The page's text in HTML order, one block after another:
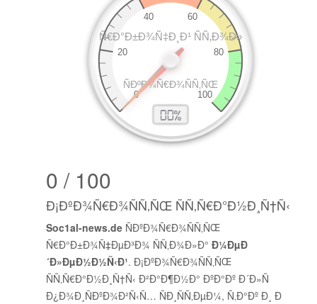
0 / 100
Ð¡ÐºÐ¾Ñ€Ð¾ÑÑ‚ÑŒ ÑÑ‚Ñ€Ð°Ð½Ð¸Ñ†Ñ‹
Soc1al-news.de ÑÐºÐ¾Ñ€Ð¾ÑÑ‚ÑŒ
Ñ€Ð°Ð±Ð¾Ñ‡ÐµÐ³Ð¾ ÑÑ‚Ð¾Ð»Ð° Ð¼ÐµÐ
´Ð»ÐµÐ½Ð½Ñ‹Ð¹. Ð¡ÐºÐ¾Ñ€Ð¾ÑÑ‚ÑŒ
ÑÑ‚Ñ€Ð°Ð½Ð¸Ñ†Ñ‹ Ð²Ð°Ð¶Ð½Ð° ÐºÐ°Ðº Ð´Ð»Ñ
Ð¿Ð¾Ð¸ÑÐºÐ¾Ð²Ñ‹Ñ… ÑÐ¸ÑÑ‚ÐµÐ¼, Ñ‚Ð°Ðº Ð¸ Ð